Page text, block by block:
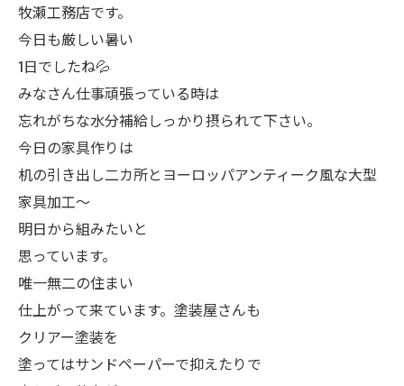
牧瀬工務店です。
今日も厳しい暑い
1日でしたね💦
みなさん仕事頑張っている時は
忘れがちな水分補給しっかり摂られて下さい。
今日の家具作りは
机の引き出し二カ所とヨーロッパアンティーク風な大型
家具加工〜
明日から組みたいと
思っています。
唯一無二の住まい
仕上がって来ています。塗装屋さんも
クリアー塗装を
塗ってはサンドペーパーで抑えたりで